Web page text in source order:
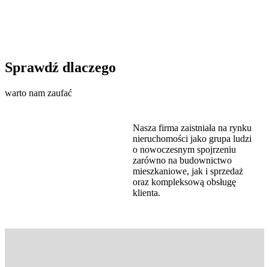
Sprawdź dlaczego
warto nam zaufać
Nasza firma zaistniała na rynku
nieruchomości jako grupa ludzi
o nowoczesnym spojrzeniu
zarówno na budownictwo
mieszkaniowe, jak i sprzedaż
oraz kompleksową obsługę
klienta.